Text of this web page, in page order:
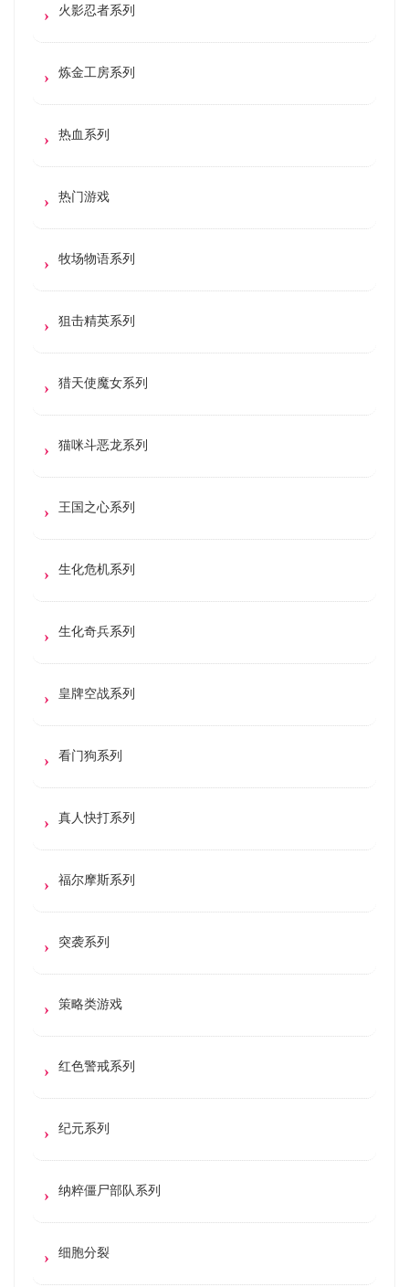
火影忍者系列
炼金工房系列
热血系列
热门游戏
牧场物语系列
狙击精英系列
猎天使魔女系列
猫咪斗恶龙系列
王国之心系列
生化危机系列
生化奇兵系列
皇牌空战系列
看门狗系列
真人快打系列
福尔摩斯系列
突袭系列
策略类游戏
红色警戒系列
纪元系列
纳粹僵尸部队系列
细胞分裂